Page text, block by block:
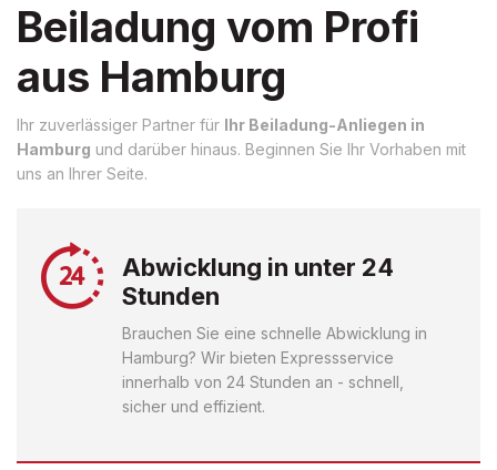
Beiladung vom Profi
aus Hamburg
Ihr zuverlässiger Partner für Ihr Beiladung-Anliegen in
Hamburg und darüber hinaus. Beginnen Sie Ihr Vorhaben mit
uns an Ihrer Seite.
Abwicklung in unter 24
Stunden
Brauchen Sie eine schnelle Abwicklung in
Hamburg? Wir bieten Expressservice
innerhalb von 24 Stunden an - schnell,
sicher und effizient.